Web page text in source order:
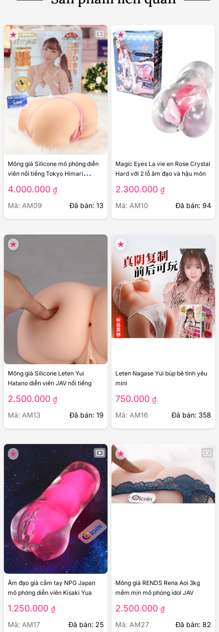
Mông giả Silicone mô phỏng diễn
viên nổi tiếng Tokyo Himari
4.000.000 ₫
Mã: AM09
Đã bán: 13
Magic Eyes La vie en Rose Crystal
Hard với 2 lỗ âm đạo và hậu môn
2.300.000 ₫
Mã: AM10
Đã bán: 94
Mông giả Silicone Leten Yui
Hatano diễn viên JAV nổi tiếng
2.500.000 ₫
Mã: AM13
Đã bán: 19
Leten Nagase Yui búp bê tình yêu
mini
750.000 ₫
Mã: AM16
Đã bán: 358
Âm đạo giả cầm tay NPG Japan
mô phỏng diễn viên Kisaki Yua
1.250.000 ₫
Mã: AM17
Đã bán: 25
Mông giả RENDS Rena Aoi 3kg
mềm mịn mô phỏng idol JAV
2.500.000 ₫
Mã: AM27
Đã bán: 82